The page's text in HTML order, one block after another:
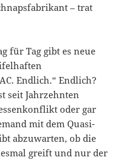
– trat
für Tag gibt es neue
Endlich.“ Endlich?
seit Jahrzehnten
oder gar
mit dem Quasi-
abzuwarten, ob die
greift und nur der